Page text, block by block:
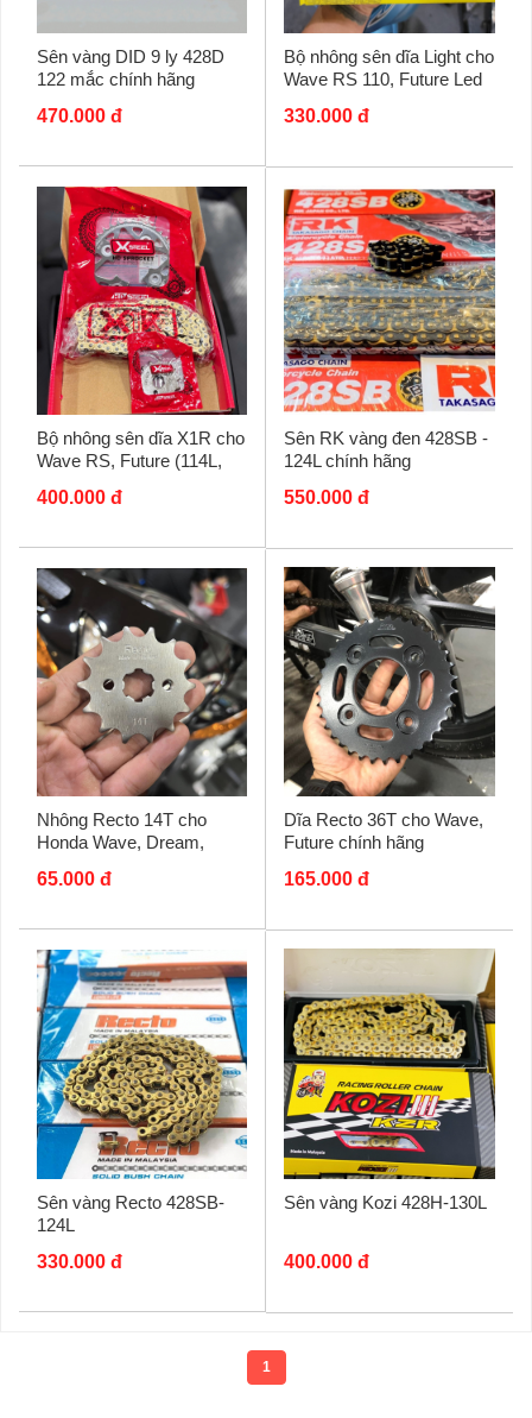
Sên vàng DID 9 ly 428D
122 mắc chính hãng
470.000 đ
Bộ nhông sên dĩa Light cho
Wave RS 110, Future Led
330.000 đ
Bộ nhông sên dĩa X1R cho
Wave RS, Future (114L,
400.000 đ
Sên RK vàng đen 428SB -
124L chính hãng
550.000 đ
Nhông Recto 14T cho
Honda Wave, Dream,
65.000 đ
Dĩa Recto 36T cho Wave,
Future chính hãng
165.000 đ
Sên vàng Recto 428SB-
124L
330.000 đ
Sên vàng Kozi 428H-130L
400.000 đ
1